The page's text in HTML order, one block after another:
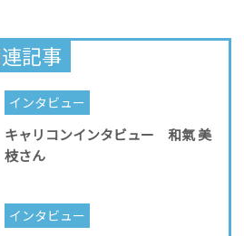
記事
インタビュー
キャリコンインタビュー 和氣 美
枝さん
インタビュー